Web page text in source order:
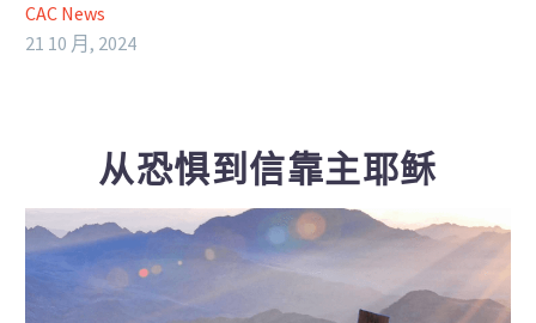
CAC News
21 10 月, 2024
从恐惧到信靠主耶稣